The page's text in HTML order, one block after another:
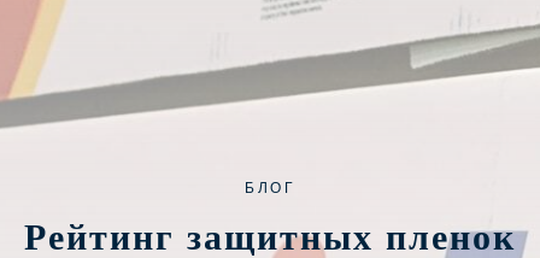
БЛОГ
Рейтинг защитных пленок